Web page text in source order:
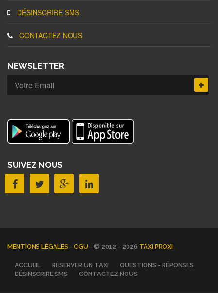
DÉSINSCRIRE SMS
CONTACTEZ NOUS
NEWSLETTER
SUIVEZ NOUS
MENTIONS LÉGALES - CGU - © 2012 - 2026 TAXI PROXI
ACCUEIL RÉSERVER UN TAXI
QUESTIONS - RÉPONSES
DÉSINSCRIRE SMS
CONTACTEZ NOUS